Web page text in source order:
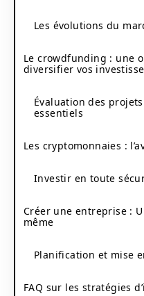
Les évolutions du
Le crowdfunding : une
diversifier vos
Évaluation des
essentiels
Les cryptomonnaies :
Investir en toute
Créer une entreprise :
même
Planification et mise
FAQ sur les stratégies